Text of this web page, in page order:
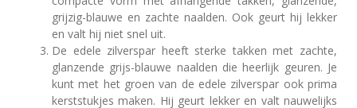
grijzig-blauwe en zachte naalden. Ook geurt hij lekker
en valt hij niet snel uit.
De edele zilverspar heeft sterke takken met zachte,
glanzende grijs-blauwe naalden die heerlijk geuren. Je
kunt met het groen van de edele zilverspar ook prima
kerststukjes maken. Hij geurt lekker en valt nauwelijks